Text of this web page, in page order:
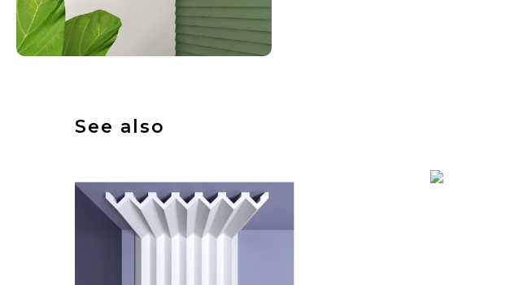
See also